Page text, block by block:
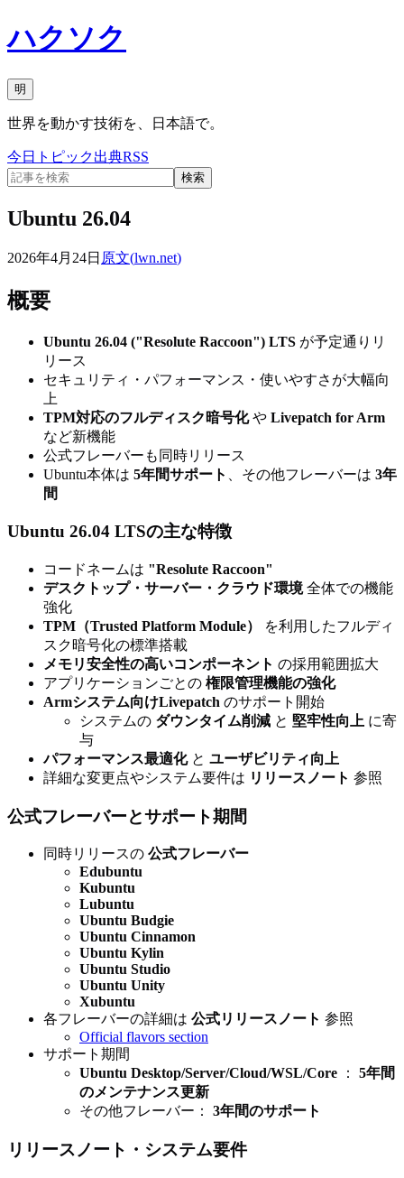
ハクソク
明
世界を動かす技術を、日本語で。
今日 トピック出典RSS
検索
Ubuntu 26.04
2026年4月24日 原文(lwn.net)
概要
Ubuntu 26.04 ("Resolute Raccoon") LTS が予定通りリ
リース
セキュリティ・パフォーマンス・使いやすさが大幅向
上
TPM対応のフルディスク暗号化や Livepatch for Arm
など新機能
公式フレーバーも同時リリース
Ubuntu本体は 5年間サポート 、その他フレーバーは 3年
間
Ubuntu 26.04 LTSの主な特徴
コードネームは "Resolute Raccoon"
デスクトップ・サーバー・クラウド環境全体での機能
強化
TPM（Trusted Platform Module）
を利用したフルディ
スク暗号化の標準搭載
メモリ安全性の高いコンポーネント の採用範囲拡大
アプリケーションごとの 権限管理機能の強化
Armシステム向けLivepatch のサポート開始
システムの ダウンタイム削減 と 堅牢性向上 に寄
与
パフォーマンス最適化と ユーザビリティ向上
詳細な変更点やシステム要件は リリースノート 参照
公式フレーバーとサポート期間
同時リリースの 公式フレーバー
Edubuntu
Kubuntu
Lubuntu
Ubuntu Budgie
Ubuntu Cinnamon
Ubuntu Kylin
Ubuntu Studio
Ubuntu Unity
Xubuntu
各フレーバーの詳細は 公式リリースノート 参照
Official flavors section
サポート期間
Ubuntu Desktop/Server/Cloud/WSL/Core ： 5年間
のメンテナンス更新
その他フレーバー： 3年間のサポート
リリースノート・システム要件